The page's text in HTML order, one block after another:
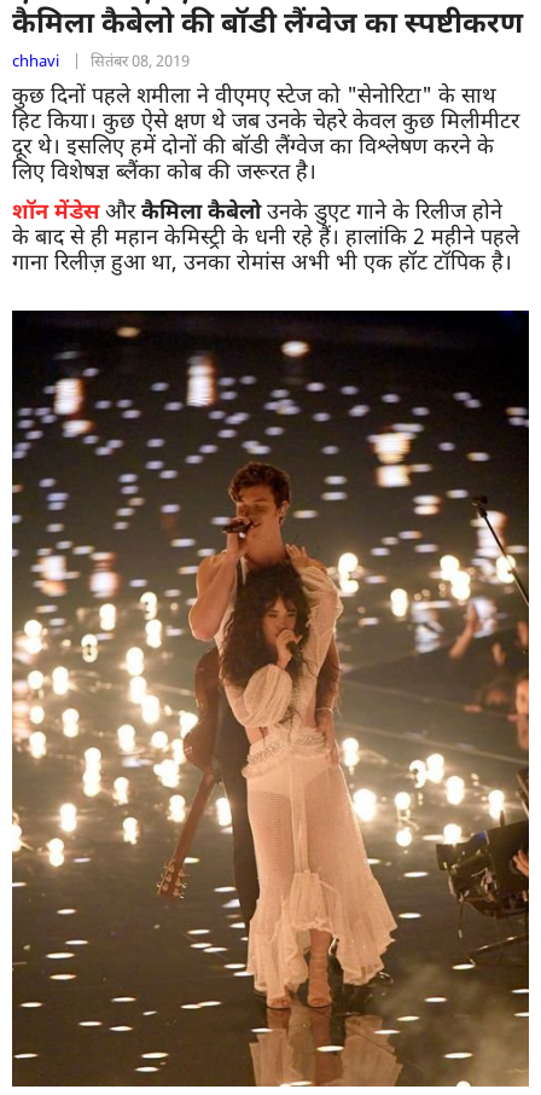
कैमिला कैबेलो की बॉडी लैंग्वेज का स्पष्टीकरण
chhavi सितंबर 08, 2019
कुछ दिनों पहले शमीला ने वीएमए स्टेज को "सेनोरिटा" के साथ
हिट किया। कुछ ऐसे क्षण थे जब उनके चेहरे केवल कुछ मिलीमीटर
दूर थे। इसलिए हमें दोनों की बॉडी लैंग्वेज का विश्लेषण करने के
लिए विशेषज्ञ ब्लैंका कोब की जरूरत है।
शॉन मेंडेसऔरकैमिला कैबेलोउनके डुएट गाने के रिलीज होने
के बाद से ही महान केमिस्ट्री के धनी रहे हैं। हालांकि 2 महीने पहले
गाना रिलीज़ हुआ था, उनका रोमांस अभी भी एक हॉट टॉपिक है।